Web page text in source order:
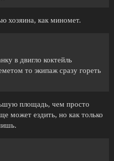
хозяина, как миномет.
в двигло коктейль
то экипаж сразу гореть
площадь, чем просто
может ездить, но как только